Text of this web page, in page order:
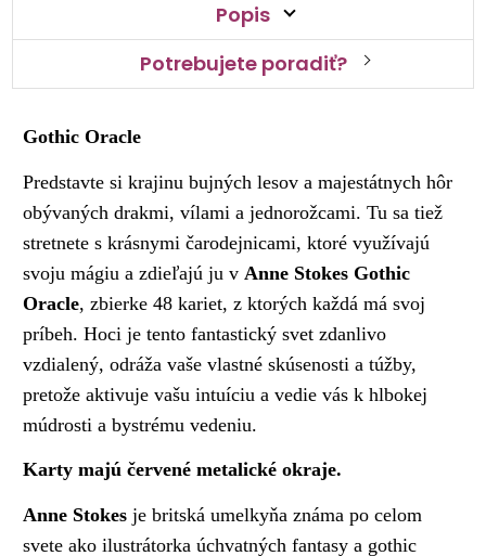
Popis
Potrebujete poradiť?
Gothic Oracle
Predstavte si krajinu bujných lesov a majestátnych hôr
obývaných drakmi, vílami a jednorožcami. Tu sa tiež
stretnete s krásnymi čarodejnicami, ktoré využívajú
svoju mágiu a zdieľajú ju v Anne Stokes Gothic
Oracle, zbierke 48 kariet, z ktorých každá má svoj
príbeh. Hoci je tento fantastický svet zdanlivo
vzdialený, odráža vaše vlastné skúsenosti a túžby,
pretože aktivuje vašu intuíciu a vedie vás k hlbokej
múdrosti a bystrému vedeniu.
Karty majú červené metalické okraje.
Anne Stokesje britská umelkyňa známa po celom
svete ako ilustrátorka úchvatných fantasy a gothic